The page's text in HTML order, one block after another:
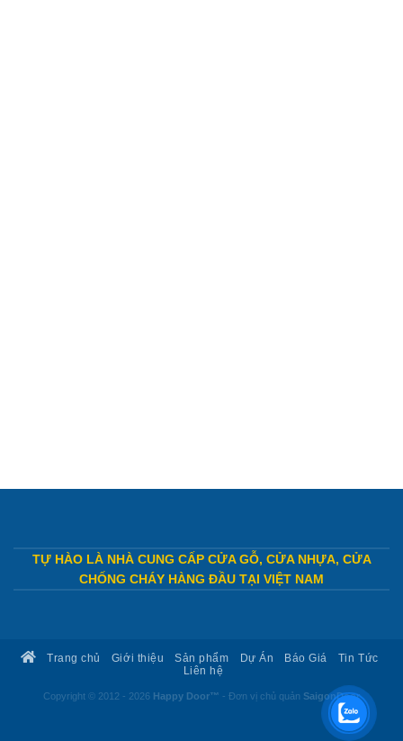
TỰ HÀO LÀ NHÀ CUNG CẤP CỬA GỖ, CỬA NHỰA, CỬA
CHỐNG CHÁY HÀNG ĐẦU TẠI VIỆT NAM
Trang chủ Giới thiệu Sản phẩm Dự Án Báo Giá
Tin Tức
Liên hệ
Copyright © 2012 - 2026 Happy Door™ - Đơn vị chủ quản SaigonDoor